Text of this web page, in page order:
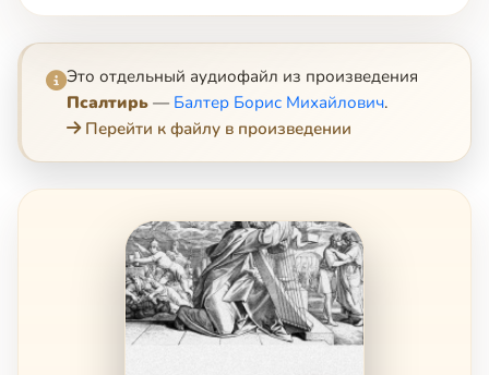
Это отдельный аудиофайл из произведения
Псалтирь — Балтер Борис Михайлович.
Перейти к файлу в произведении